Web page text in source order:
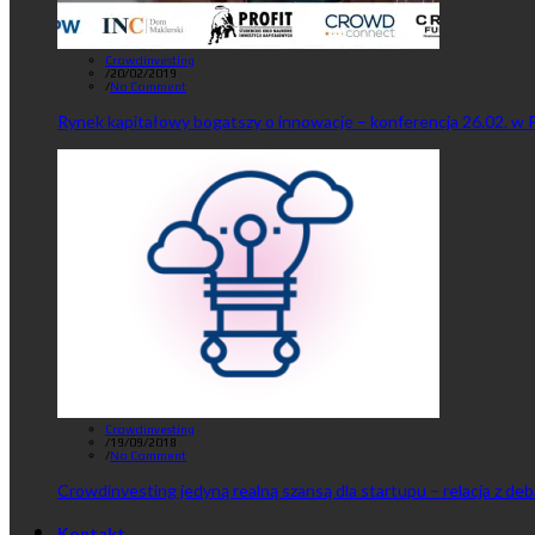
Crowdinvesting
/20/02/2019
/No Comment
Rynek kapitałowy bogatszy o innowacje – konferencja 26.02. w
Crowdinvesting
/19/09/2018
/No Comment
Crowdinvesting jedyną realną szansą dla startupu – relacja z